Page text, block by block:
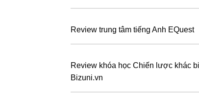
Review trung tâm tiếng Anh EQuest
Review khóa học Chiến lược khác
Bizuni.vn